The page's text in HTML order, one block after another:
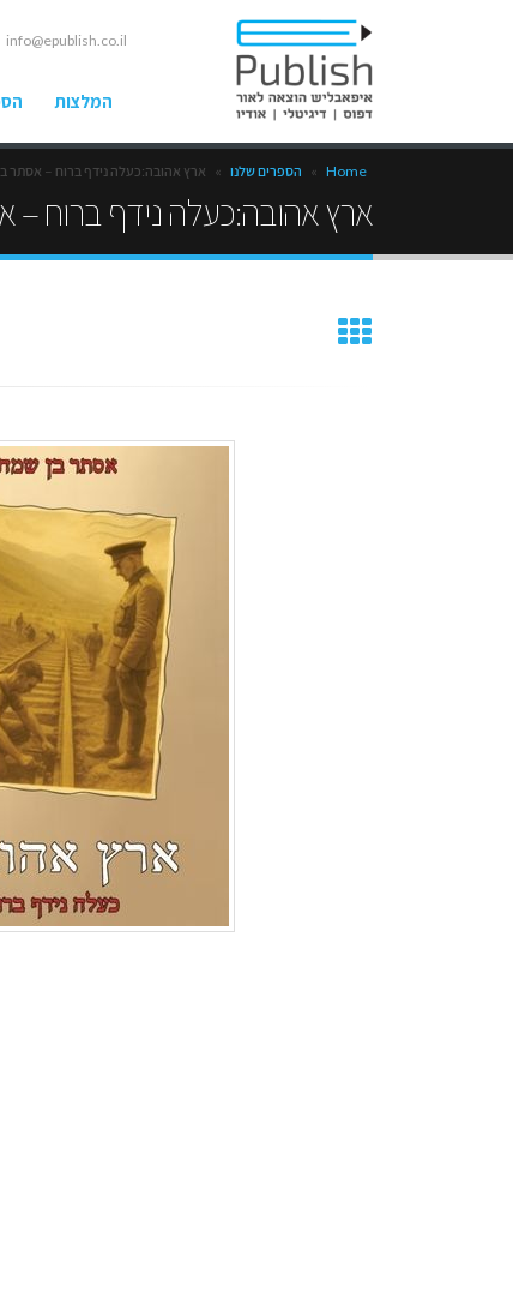
info@epublish.co.il
המלצות
Home
» הספרים שלנו » ארץ אהובה:כעלה נידף ברוח – אסתר
ארץ אהובה:כעלה נידף ברוח –